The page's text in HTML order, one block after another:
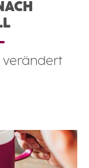
verändert